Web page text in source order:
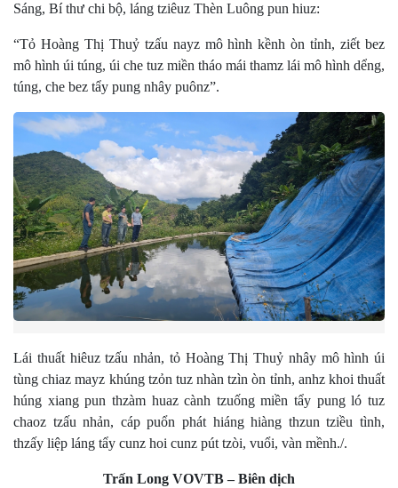
Sáng, Bí thư chi bộ, láng tziêuz Thèn Luông pun hiuz:
“Tỏ Hoàng Thị Thuỷ tzấu nayz mô hình kềnh òn tỉnh, ziết bez
mô hình úi túng, úi che tuz miền tháo mái thamz lái mô hình dểng,
túng, che bez tẩy pung nhây puônz”.
Lái thuất hiêuz tzấu nhản, tỏ Hoàng Thị Thuỷ nhây mô hình úi
tùng chiaz mayz khúng tzỏn tuz nhàn tzìn òn tỉnh, anhz khoi thuất
húng xiang pun thzàm huaz cành tzuống miền tẩy pung ló tuz
chaoz tzấu nhản, cáp puổn phát hiáng hiàng thzun tziều tình,
thzấy liệp láng tẩy cunz hoi cunz pút tzòi, vuổi, vàn mềnh./.
Trấn Long VOVTB – Biên dịch